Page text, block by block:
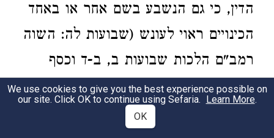
הדין, כי גם הנשבע בשם אחר או באחד
הכינויים ראוי לעונש (שבועות לה: השוה
רמב"ם הלכות שבועות ב, ב-ד וכסף
משנה, שם).
את המלה "ולא" יש להסב
We use cookies to give you the best experience possible on
our site. Click OK to continue using Sefaria. Learn More.
OK